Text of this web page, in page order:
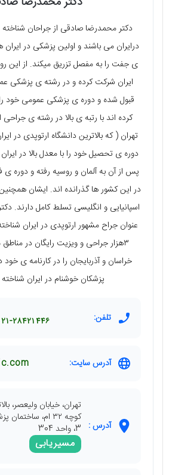
دکتر محمدرضا صادقی از جراحان شناخته
درایران می باشند و اولین پزشکی در
ی جفت را به مفصل تزریق میکند. از این
ایران شرکت کرده و در رشته ی پزشکی
قبول شده و دوره ی پزشکی عمومی خود را
کرده اند با رتبه ی بالا در رشته ی جراحی
تهران ( که بالاترین دانشگاه ارتوپدی در
دوره ی تحصیل خود را با معدل بالا در
پس از آن به آلمان و روسیه رفته و دوره ی
در این کشور ها گذرانده اند. ایشان
اسپانیایی و انگلیسی تسلط کامل دارند.
عنوان جراح مشهور ارتوپدی در ایران
۳هزار جراحی و ویزیت رایگان در
خراسان و آذربایجان را در کارنامه ی خود
پزشکان خوشنام در ایران
تلفن: ۰۲۱-
آدرس سایت:
آدرس :
تهران، خیابان ولیعصر،
کوچه ۳۲ ام،
3، واحد 304
مسیریابی